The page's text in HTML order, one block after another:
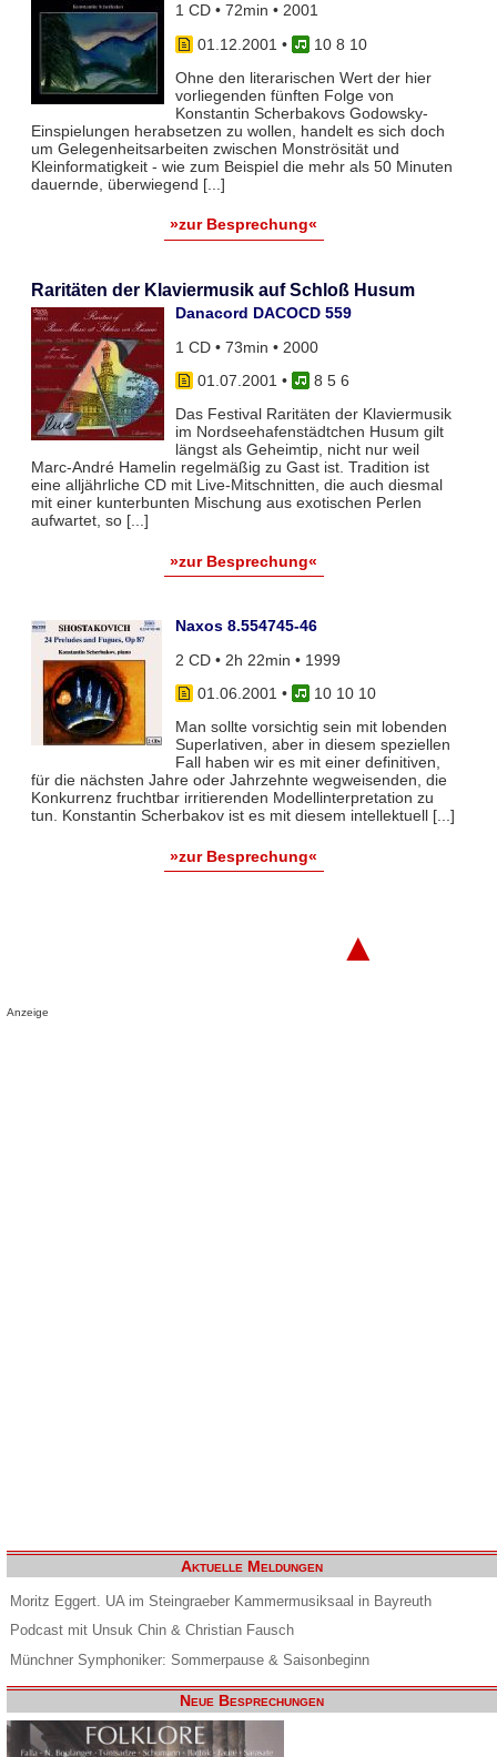
1 CD • 72min • 2001
01.12.2001 •
10 8 10
Ohne den literarischen Wert der hier
vorliegenden fünften Folge von
Konstantin Scherbakovs Godowsky-
Einspielungen herabsetzen zu wollen, handelt es sich doch
um Gelegenheitsarbeiten zwischen Monströsität und
Kleinformatigkeit - wie zum Beispiel die mehr als 50 Minuten
dauernde, überwiegend [...]
»zur Besprechung«
Raritäten der Klaviermusik auf Schloß Husum
Danacord DACOCD 559
1 CD • 73min • 2000
01.07.2001 •
8 5 6
Das Festival Raritäten der Klaviermusik
im Nordseehafenstädtchen Husum gilt
längst als Geheimtip, nicht nur weil
Marc-André Hamelin regelmäßig zu Gast ist. Tradition ist
eine alljährliche CD mit Live-Mitschnitten, die auch diesmal
mit einer kunterbunten Mischung aus exotischen Perlen
aufwartet, so [...]
»zur Besprechung«
Naxos 8.554745-46
2 CD • 2h 22min • 1999
01.06.2001 •
10 10 10
Man sollte vorsichtig sein mit lobenden
Superlativen, aber in diesem speziellen
Fall haben wir es mit einer definitiven,
für die nächsten Jahre oder Jahrzehnte wegweisenden, die
Konkurrenz fruchtbar irritierenden Modellinterpretation zu
tun. Konstantin Scherbakov ist es mit diesem intellektuell [...]
»zur Besprechung«
▲
Anzeige
Aktuelle Meldungen
Moritz Eggert. UA im Steingraeber Kammermusiksaal in Bayreuth
Podcast mit Unsuk Chin & Christian Fausch
Münchner Symphoniker: Sommerpause & Saisonbeginn
Neue Besprechungen